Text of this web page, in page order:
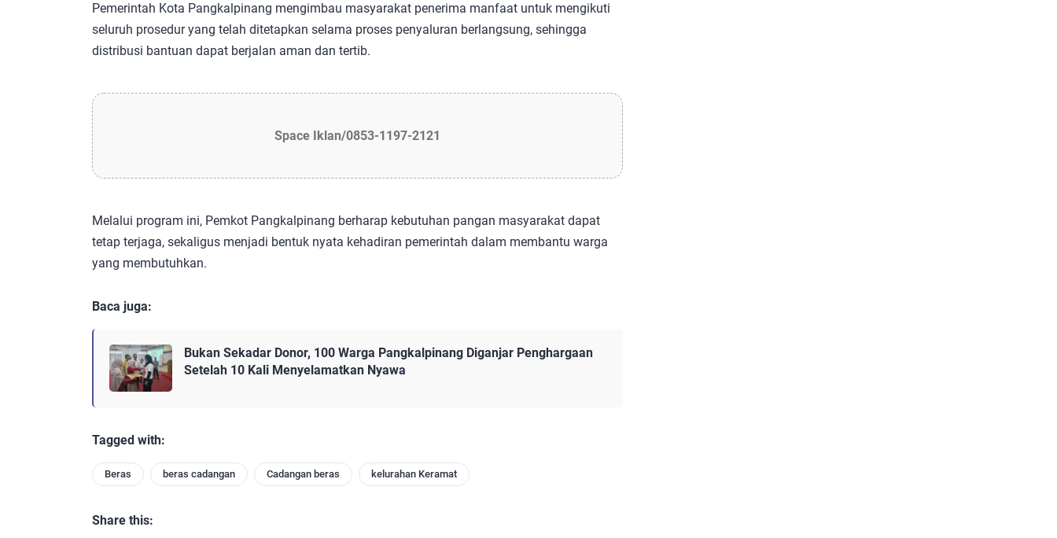
Pemerintah Kota Pangkalpinang mengimbau masyarakat penerima manfaat untuk mengikuti
seluruh prosedur yang telah ditetapkan selama proses penyaluran berlangsung, sehingga
distribusi bantuan dapat berjalan aman dan tertib.
Space Iklan/0853-1197-2121
Melalui program ini, Pemkot Pangkalpinang berharap kebutuhan pangan masyarakat dapat
tetap terjaga, sekaligus menjadi bentuk nyata kehadiran pemerintah dalam membantu warga
yang membutuhkan.
Baca juga:
Bukan Sekadar Donor, 100 Warga Pangkalpinang Diganjar Penghargaan
Setelah 10 Kali Menyelamatkan Nyawa
Tagged with:
Beras beras cadangan Cadangan beras kelurahan Keramat
Share this: